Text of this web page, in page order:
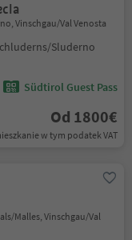
Vinschgau/Val Venosta
Sluderno
Südtirol Guest Pass
Od 1800€
w tym podatek VAT
Malles, Vinschgau/Val